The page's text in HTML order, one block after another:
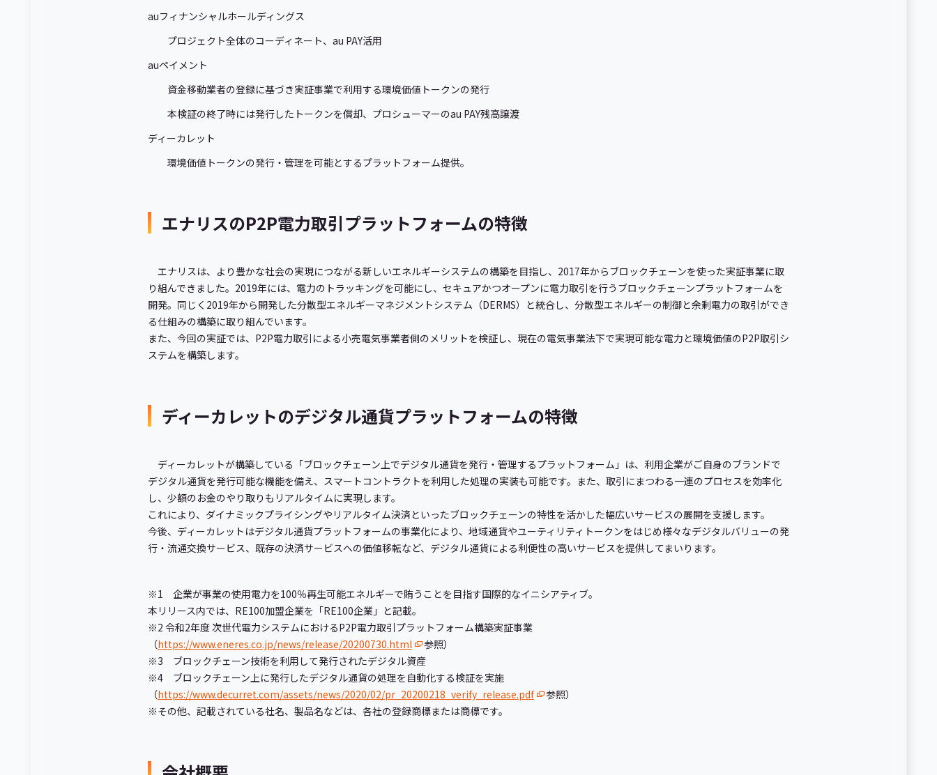
auフィナンシャルホールディングス
プロジェクト全体のコーディネート、au PAY活用
auペイメント
資金移動業者の登録に基づき実証事業で利用する環境価値トークンの発行
本検証の終了時には発行したトークンを償却、プロシューマーのau PAY残高譲渡
ディーカレット
環境価値トークンの発行・管理を可能とするプラットフォーム提供。
エナリスのP2P電力取引プラットフォームの特徴
エナリスは、より豊かな社会の実現につながる新しいエネルギーシステムの構築を目指し、2017年からブロックチェーンを使った実証事業に取
り組んできました。2019年には、電力のトラッキングを可能にし、セキュアかつオープンに電力取引を行うブロックチェーンプラットフォームを
開発。同じく2019年から開発した分散型エネルギーマネジメントシステム（DERMS）と統合し、分散型エネルギーの制御と余剰電力の取引ができ
る仕組みの構築に取り組んでいます。
また、今回の実証では、P2P電力取引による小売電気事業者側のメリットを検証し、現在の電気事業法下で実現可能な電力と環境価値のP2P取引シ
ステムを構築します。
ディーカレットのデジタル通貨プラットフォームの特徴
ディーカレットが構築している「ブロックチェーン上でデジタル通貨を発行・管理するプラットフォーム」は、利用企業がご自身のブランドで
デジタル通貨を発行可能な機能を備え、スマートコントラクトを利用した処理の実装も可能です。また、取引にまつわる一連のプロセスを効率化
し、少額のお金のやり取りもリアルタイムに実現します。
これにより、ダイナミックプライシングやリアルタイム決済といったブロックチェーンの特性を活かした幅広いサービスの展開を支援します。
今後、ディーカレットはデジタル通貨プラットフォームの事業化により、地域通貨やユーティリティトークンをはじめ様々なデジタルバリューの発
行・流通交換サービス、既存の決済サービスへの価値移転など、デジタル通貨による利便性の高いサービスを提供してまいります。
※1 企業が事業の使用電力を100％再生可能エネルギーで賄うことを目指す国際的なイニシアティブ。
本リリース内では、RE100加盟企業を「RE100企業」と記載。
※2 令和2年度 次世代電力システムにおけるP2P電力取引プラットフォーム構築実証事業
（https://www.eneres.co.jp/news/release/20200730.html
参照）
※3 ブロックチェーン技術を利用して発行されたデジタル資産
※4 ブロックチェーン上に発行したデジタル通貨の処理を自動化する検証を実施
（https://www.decurret.com/assets/news/2020/02/pr_20200218_verify_release.pdf
参照）
※その他、記載されている社名、製品名などは、各社の登録商標または商標です。